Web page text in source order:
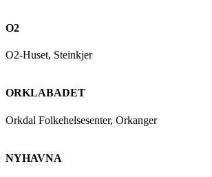
O2
O2-Huset, Steinkjer
ORKLABADET
Orkdal Folkehelsesenter, Orkanger
NYHAVNA